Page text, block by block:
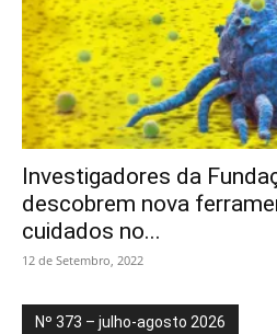
Investigadores da
descobrem nova
cuidados no...
12 de Setembro, 2022
Nº 373 – julho-agosto 2026